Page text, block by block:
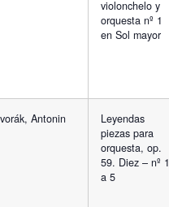
violonchelo y
orquesta nº 1
en Sol mayor
Antonin
Leyendas
piezas para
orquesta, op.
59. Diez – nº 1
a 5